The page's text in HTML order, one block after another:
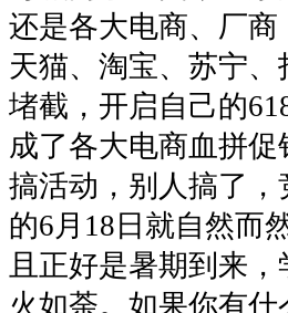
还是各大电商、厂
天猫、淘宝、苏宁
堵截，开启自己的
成了各大电商血拼
搞活动，别人搞了
的6月18日就自然而
且正好是暑期到来
火如荼。如果你有